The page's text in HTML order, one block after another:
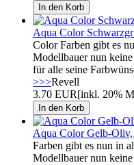
Aqua Color
Color Farben gibt es
Modellbauer nun
für alle seine
>>>Revell
3.70 EUR[inkl. 20%
Aqua Color Gelb-Oliv,
Farben gibt es nun in
Modellbauer nun